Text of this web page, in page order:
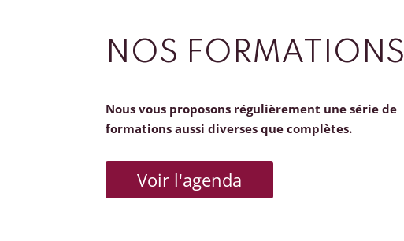
NOS FORMATIONS
Nous vous proposons régulièrement une série de
formations aussi diverses que complètes.
Voir l'agenda